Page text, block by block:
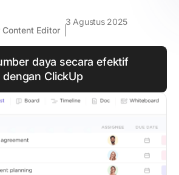
Content Editor
3 Agustus 2025
daya secara efektif
dengan ClickUp